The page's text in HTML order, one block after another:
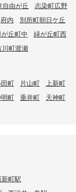
自由が丘
志染町広野
府内
別所町朝日ケ丘
丘町中
緑が丘町西
川町渡瀬
町 片山町
上新町
町 垂井町
天神町
町駅